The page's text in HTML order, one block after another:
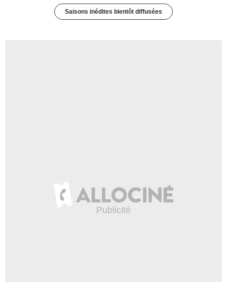
Saisons inédites bientôt diffusées